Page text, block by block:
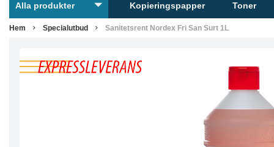
Alla produkter Kopieringspapper Toner
Hem Specialutbud Sanitetsrent Nordex Fri San Surt 1L